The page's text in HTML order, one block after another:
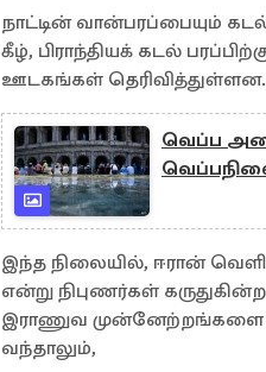
நாட்டின் வான்பரப்பையும்
கீழ், ​​பிராந்தியக் கடல்
ஊடகங்கள் தெரிவித்துள்ளன.
வெப்ப
இந்த நிலையில், ஈரான்
என்று நிபுணர்கள்
இராணுவ முன்னேற்றங்களை
வந்தாலும்,